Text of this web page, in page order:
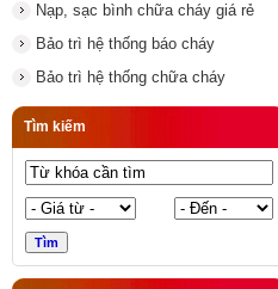
Nạp, sạc bình chữa cháy giá rẻ
Bảo trì hệ thống báo cháy
Bảo trì hệ thống chữa cháy
Tìm kiếm